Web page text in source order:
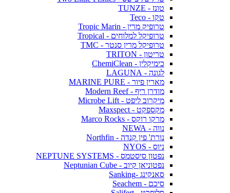
טונז - TUNZE
טקו - Teco
טרופיק מרין - Tropic Marin
טרופיקל למלוחים - Tropical
טרופיקל מרין סנטר - TMC
טריטון - TRITON
כימיקלין - ChemiClean
לגונה - LAGUNA
מארין פיור - MARINE PURE
מודרן ריף - Modern Reef
מיקרוב ליפט - Microbe Lift
מקספקט - Maxspect
מרקו רוקס - Marco Rocks
נווה - NEWA
נורת' פין קנדה - Northfin
ניוס - NYOS
נפטון סיסטמס - NEPTUNE SYSTEMS
נפטוניאן קיוב - Neptunian Cube
סאנקינג -Sanking
סיכם - Seachem